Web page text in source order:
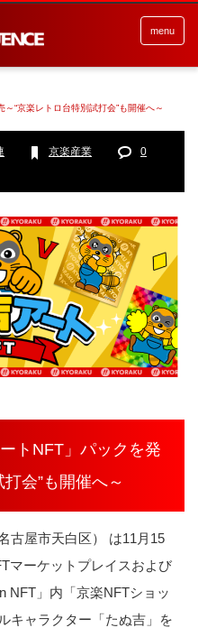
menu
“京楽レトロ台特別試打会”も開催へ～
京楽産業
0
トNFT」パックを発
会”も開催へ～
古屋市天白区） は11 月 15
マーケットプレイスおよび
NFT 」内「京楽NFTショッ
キャラクター「たぬ吉」を